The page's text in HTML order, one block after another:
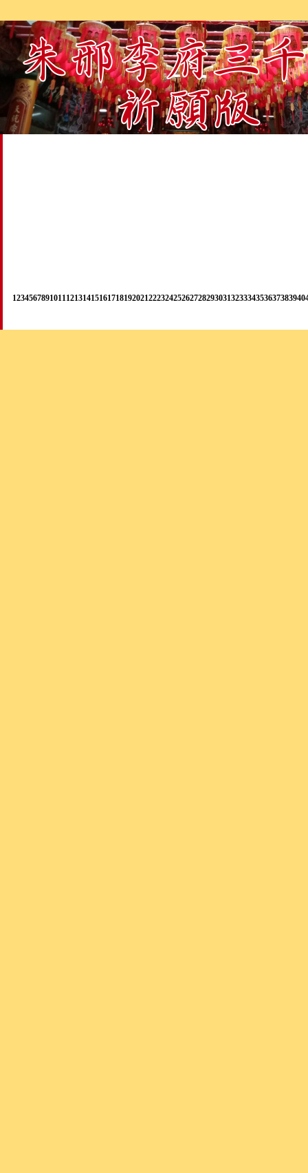
12345678910111213141516171819202122232425262728293031323334353637383940